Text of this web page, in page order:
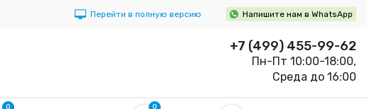
Перейти в полную версию Напишите нам в WhatsApp
+7 (499) 455-99-62
Пн-Пт 10:00-18:00,
Среда до 16:00
0 0